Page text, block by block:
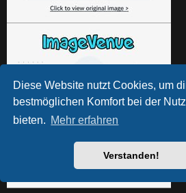
Diese Website nutzt Cookies, um
bestmöglichen Komfort bei der
bieten. Mehr erfahren
Verstanden!